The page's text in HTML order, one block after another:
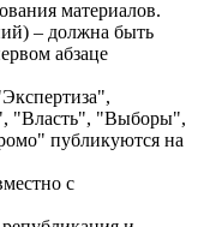
материалов.
– должна быть
абзаце
"Власть", "Выборы",
публикуются на
с